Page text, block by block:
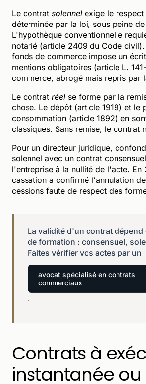
Le contrat solennel exige le
déterminée par la loi, sous peine
L'hypothèque conventionnelle
notarié (article 2409 du Code
fonds de commerce impose un
mentions obligatoires (article L.
commerce, abrogé mais repris par
Le contrat réel se forme par la
chose. Le dépôt (article 1919) et le
consommation (article 1892) en
classiques. Sans remise, le contrat
Pour un directeur juridique,
solennel avec un contrat
l'entreprise à la nullité de l'acte. En
cassation a confirmé l'annulation
cessions faute de respect des
La validité d'un contrat dépend
de formation : consensuel,
Faites vérifier vos actes par un
avocat spécialisé en contrats
commerciaux
.
Contrats à
instantanée ou